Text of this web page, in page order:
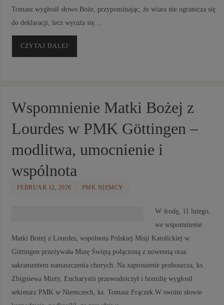
Tomasz wygłosił słowo Boże, przypominając, że wiara nie ogranicza się
do deklaracji, lecz wyraża się…
CZYTAJ DALEJ
Wspomnienie Matki Bożej z
Lourdes w PMK Göttingen –
modlitwa, umocnienie i
wspólnota
FEBRUAR 12, 2026 PMK NIEMCY
W środę, 11 lutego,
we wspomnienie
Matki Bożej z Lourdes, wspólnota Polskiej Misji Katolickiej w
Göttingen przeżywała Mszę Świętą połączoną z nowenną oraz
sakramentem namaszczenia chorych. Na zaproszenie proboszcza, ks.
Zbigniewa Minty, Eucharystii przewodniczył i homilię wygłosił
sekretarz PMK w Niemczech, ks. Tomasz Frączek.W swoim słowie